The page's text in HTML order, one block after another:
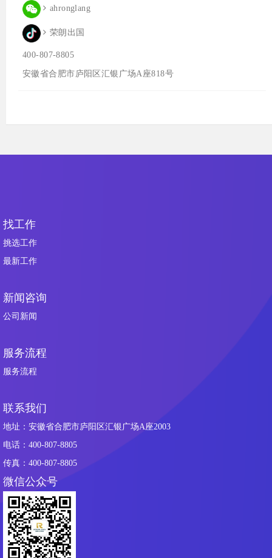
ahronglang
荣朗出国
400-807-8805
安徽省合肥市庐阳区汇银广场A座818号
找工作
挑选工作
最新工作
新闻咨询
公司新闻
服务流程
服务流程
联系我们
地址：安徽省合肥市庐阳区汇银广场A座2003
电话：400-807-8805
传真：400-807-8805
微信公众号